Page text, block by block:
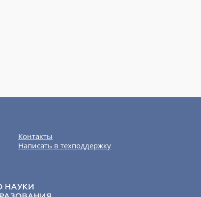
Контакты
Написать в техподдержку